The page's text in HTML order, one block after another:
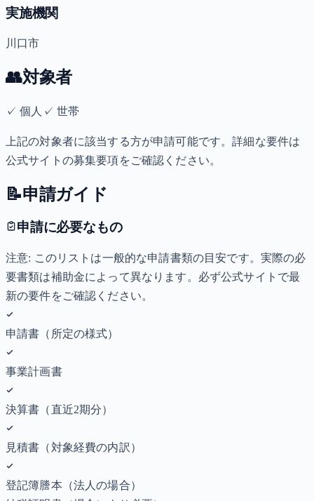
実施機関
川口市
👥対象者
✓個人 ✓ 世帯
上記の対象者に該当する方が申請可能です。詳細な要件は
公式サイトの募集要項をご確認ください。
📝申請ガイド
申請に必要なもの
注意: このリストは一般的な申請書類の目安です。実際の必
要書類は補助金によって異なります。必ず公式サイトで最
新の要件をご確認ください。
申請書（所定の様式）
事業計画書
決算書（直近2期分）
見積書（対象経費の内訳）
登記簿謄本（法人の場合）